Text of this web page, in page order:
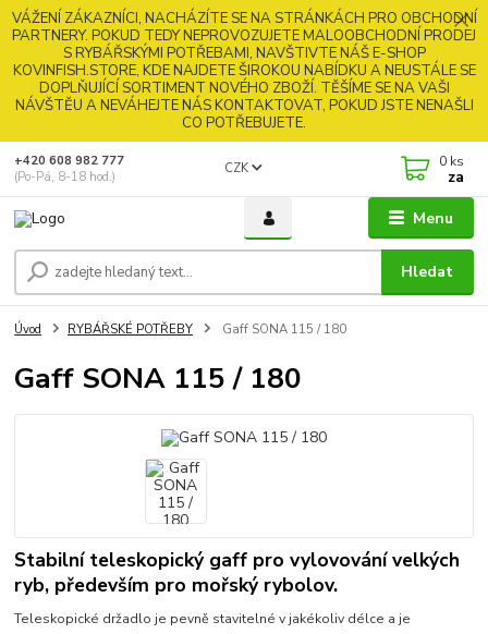
VÁŽENÍ ZÁKAZNÍCI, NACHÁZÍTE SE NA STRÁNKÁCH PRO OBCHODNÍ
PARTNERY. POKUD TEDY NEPROVOZUJETE MALOOBCHODNÍ PRODEJ
S RYBÁŘSKÝMI POTŘEBAMI, NAVŠTIVTE NÁŠ E-SHOP
KOVINFISH.STORE, KDE NAJDETE ŠIROKOU NABÍDKU A NEUSTÁLE SE
DOPLŇUJÍCÍ SORTIMENT NOVÉHO ZBOŽÍ. TĚŠÍME SE NA VAŠI
NÁVŠTĚU A NEVÁHEJTE NÁS KONTAKTOVAT, POKUD JSTE NENAŠLI
CO POTŘEBUJETE.
Menu
CZK
Hledat
+420 608 982 777
(Po-Pá, 8-18 hod.)
0 ks
za
Úvod RYBÁŘSKÉ POTŘEBY Gaff SONA 115 / 180
Gaff SONA 115 / 180
Stabilní teleskopický gaff pro vylovování velkých
ryb, především pro mořský rybolov.
Teleskopické držadlo je pevně stavitelné v jakékoliv délce a je